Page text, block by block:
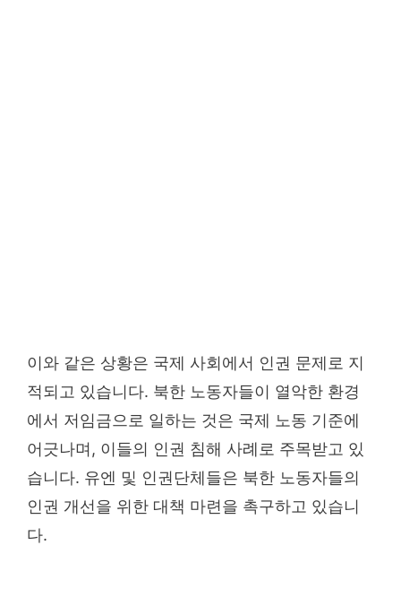
이와 같은 상황은 국제 사회에서 인권 문제로 지
적되고 있습니다. 북한 노동자들이 열악한 환경
에서 저임금으로 일하는 것은 국제 노동 기준에
어긋나며, 이들의 인권 침해 사례로 주목받고 있
습니다. 유엔 및 인권단체들은 북한 노동자들의
인권 개선을 위한 대책 마련을 촉구하고 있습니
다.